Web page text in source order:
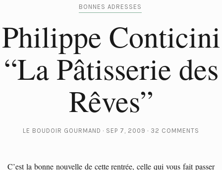
BONNES ADRESSES
Philippe Conticini
“La Pâtisserie des
Rêves”
LE BOUDOIR GOURMAND SEP 7, 2009 32 COMMENTS
C’est la bonne nouvelle de cette rentrée, celle qui vous fait passer